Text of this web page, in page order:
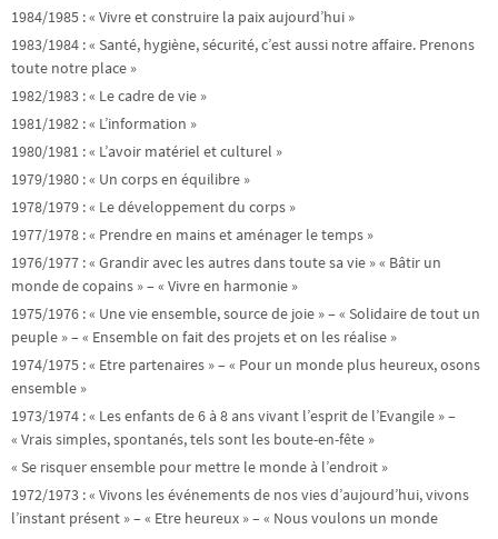
1984/1985 : « Vivre et construire la paix aujourd’hui »
1983/1984 : « Santé, hygiène, sécurité, c’est aussi notre affaire. Prenons
toute notre place »
1982/1983 : « Le cadre de vie »
1981/1982 : « L’information »
1980/1981 : « L’avoir matériel et culturel »
1979/1980 : « Un corps en équilibre »
1978/1979 : « Le développement du corps »
1977/1978 : « Prendre en mains et aménager le temps »
1976/1977 : « Grandir avec les autres dans toute sa vie » « Bâtir un
monde de copains » – « Vivre en harmonie »
1975/1976 : « Une vie ensemble, source de joie » – « Solidaire de tout un
peuple » – « Ensemble on fait des projets et on les réalise »
1974/1975 : « Etre partenaires » – « Pour un monde plus heureux, osons
ensemble »
1973/1974 : « Les enfants de 6 à 8 ans vivant l’esprit de l’Evangile » –
« Vrais simples, spontanés, tels sont les boute-en-fête »
« Se risquer ensemble pour mettre le monde à l’endroit »
1972/1973 : « Vivons les événements de nos vies d’aujourd’hui, vivons
l’instant présent » – « Etre heureux » – « Nous voulons un monde